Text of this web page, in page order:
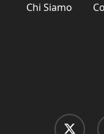
Chi Siamo
x-